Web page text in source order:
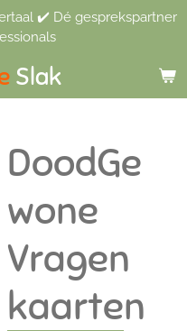
Slak
✔️ Dé gesprekspartner
DoodGe
wone
Vragen
kaarten